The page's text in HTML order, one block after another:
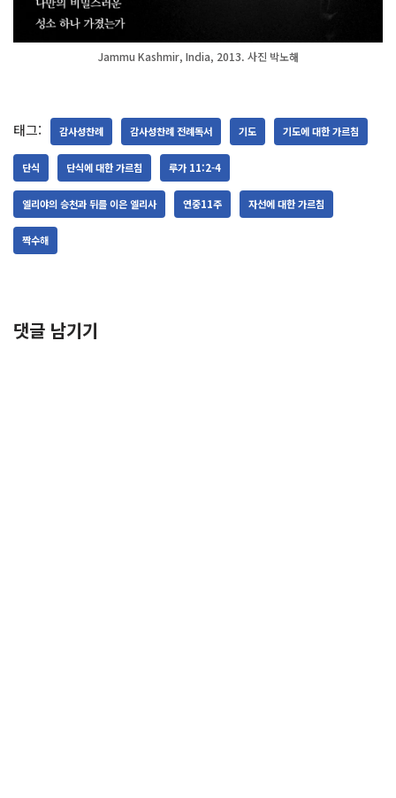
Jammu Kashmir, India, 2013. 사진 박노해
태그: 감사성찬례 감사성찬례 전례독서 기도 기도에 대한 가르침
단식 단식에 대한 가르침 루가 11:2-4
엘리야의 승천과 뒤를 이은 엘리사 연중11주 자선에 대한 가르침
짝수해
댓글 남기기